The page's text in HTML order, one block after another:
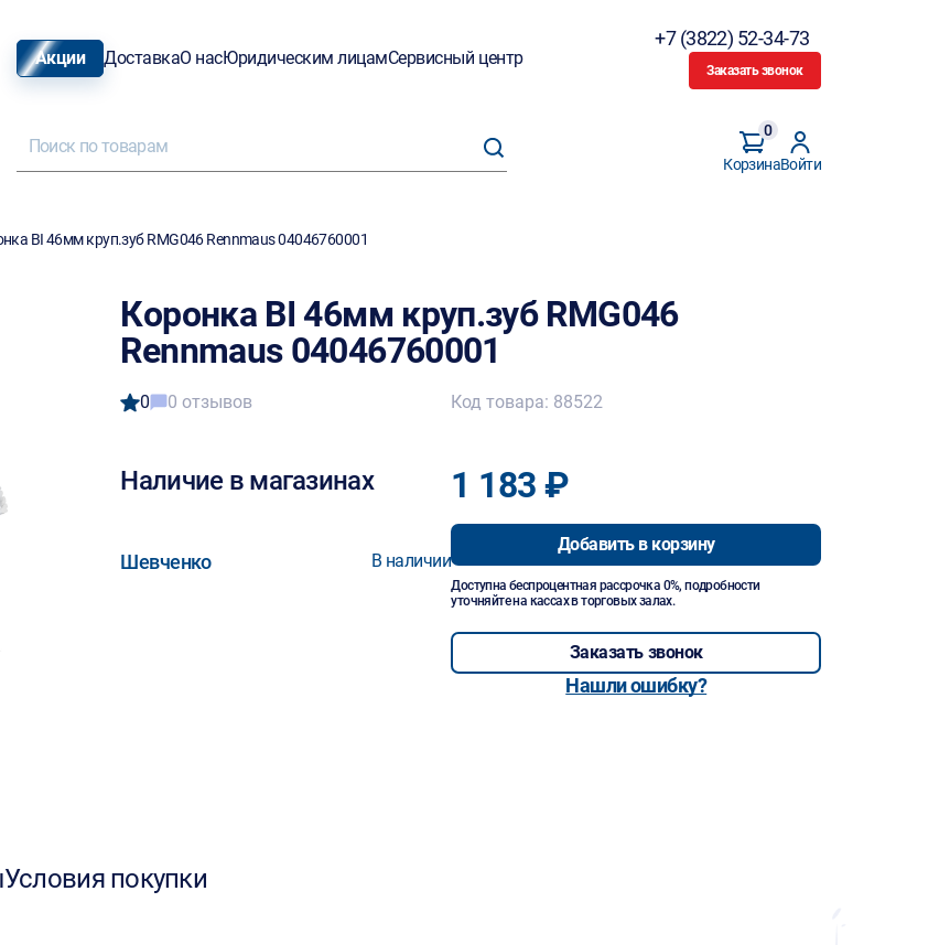
Акции ДоставкаО насЮридическим лицамСервисный центр
+7 (3822) 52-34-73
Заказать звонок
Корзина
0
Войти
BI 46мм круп.зуб RMG046 Rennmaus 04046760001
Коронка BI 46мм круп.зуб RMG046
Rennmaus 04046760001
0 0 отзывов
Наличие в магазинах
Шевченко В наличии
Код товара: 88522
1 183 ₽
Добавить в корзину
Доступна беспроцентная рассрочка 0%, подробности
уточняйте на кассах в торговых залах.
Заказать звонок
Нашли ошибку?
Условия покупки